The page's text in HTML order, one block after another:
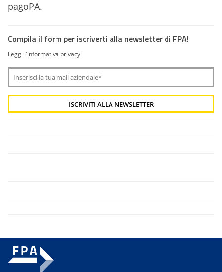
pagoPA.
Compila il form per iscriverti alla newsletter di FPA!
Leggi l'informativa privacy